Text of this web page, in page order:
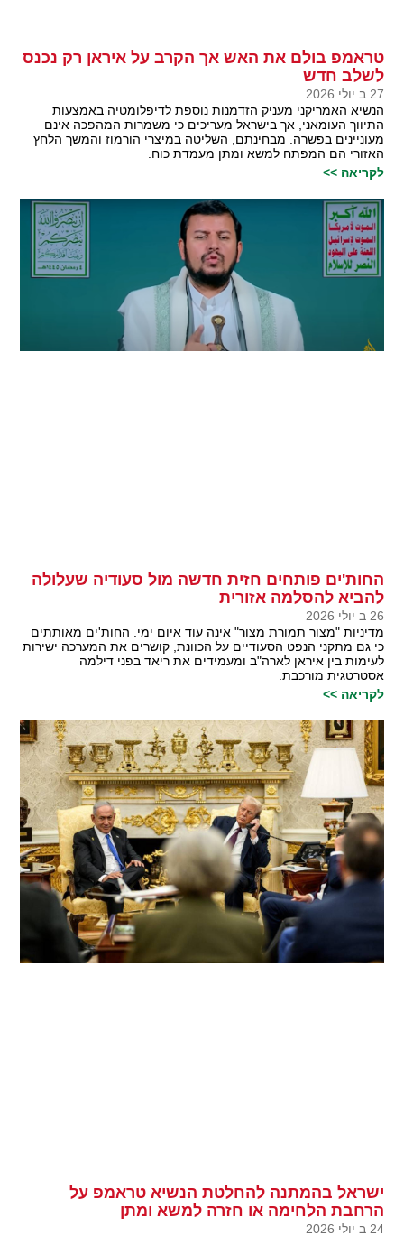
טראמפ בולם את האש אך הקרב על איראן רק נכנס
לשלב חדש
27 ב יולי 2026
הנשיא האמריקני מעניק הזדמנות נוספת לדיפלומטיה באמצעות
התיווך העומאני, אך בישראל מעריכים כי משמרות המהפכה אינם
מעוניינים בפשרה. מבחינתם, השליטה במיצרי הורמוז והמשך הלחץ
האזורי הם המפתח למשא ומתן מעמדת כוח.
לקריאה >>
החות'ים פותחים חזית חדשה מול סעודיה שעלולה
להביא להסלמה אזורית
26 ב יולי 2026
מדיניות "מצור תמורת מצור" אינה עוד איום ימי. החות'ים מאותתים
כי גם מתקני הנפט הסעודיים על הכוונת, קושרים את המערכה ישירות
לעימות בין איראן לארה"ב ומעמידים את ריאד בפני דילמה
אסטרטגית מורכבת.
לקריאה >>
ישראל בהמתנה להחלטת הנשיא טראמפ על
הרחבת הלחימה או חזרה למשא ומתן
24 ב יולי 2026